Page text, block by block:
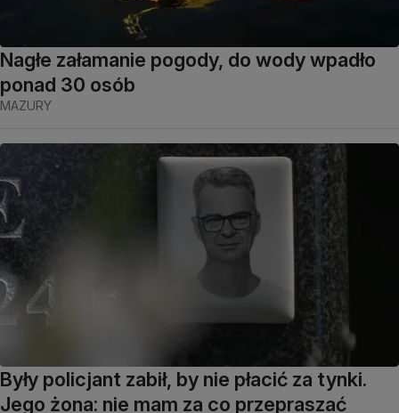
Nagłe załamanie pogody, do wody wpadło
ponad 30 osób
MAZURY
Były policjant zabił, by nie płacić za tynki.
Jego żona: nie mam za co przepraszać